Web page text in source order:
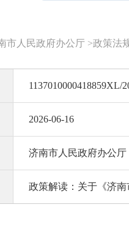
市人民政府办公厅 >政策法
1137010000418859XL/
2026-06-16
济南市人民政府办公厅
政策解读：关于《济